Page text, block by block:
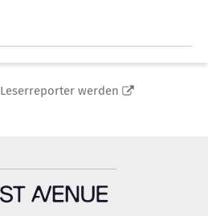
Leserreporter werden